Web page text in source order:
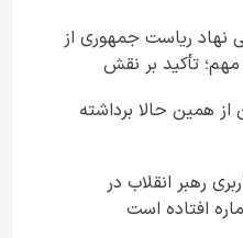
نهاد ریاست جمهوری از
تأکید بر نقش
ارتقای آگاهی عمومی
از همین حالا برداشته
رهبر انقلاب در
افتاده است​